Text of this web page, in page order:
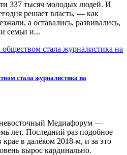
337 тысяч молодых людей. И
решает власть, — как
а оставались, развивались,
семьи и...
стала журналистика на
Медиафорум —
лет. Последний раз подобное
в далёком 2018-м, и за это
вырос кардинально.